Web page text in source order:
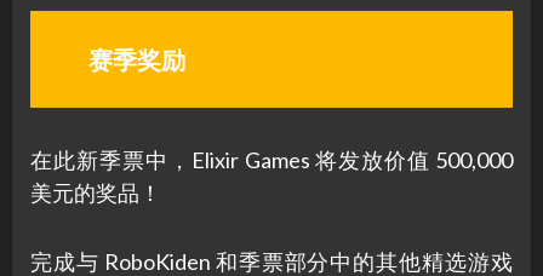
赛季奖励
在此新季票中，Elixir Games 将发放价值 500,000
美元的奖品！
完成与 RoboKiden 和季票部分中的其他精选游戏